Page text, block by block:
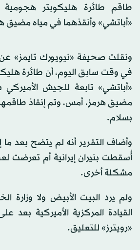
طاقم ⁠طائرة ‌هليكوبتر ‌هجومية
«أباتشي» وأنقذهما في ‌مياه مضيق
ونقلت صحيفة «نيويورك تايمز»
في وقت سابق اليوم، أن طائرة
«أباتشي» تابعة للجيش
مضيق هرمز، أمس، وتم إنقاذ
بسلام.
وأضاف التقرير أنه لم يتضح بعد ما
أُسقطت بنيران إيرانية أم تعرضت
مشكلة أخرى.
ولم يرد البيت الأبيض ولا وزارة
القيادة المركزية الأميركية بعد
«رويترز» للتعليق.